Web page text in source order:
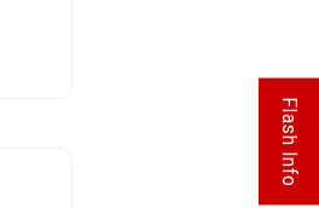
Flash Info